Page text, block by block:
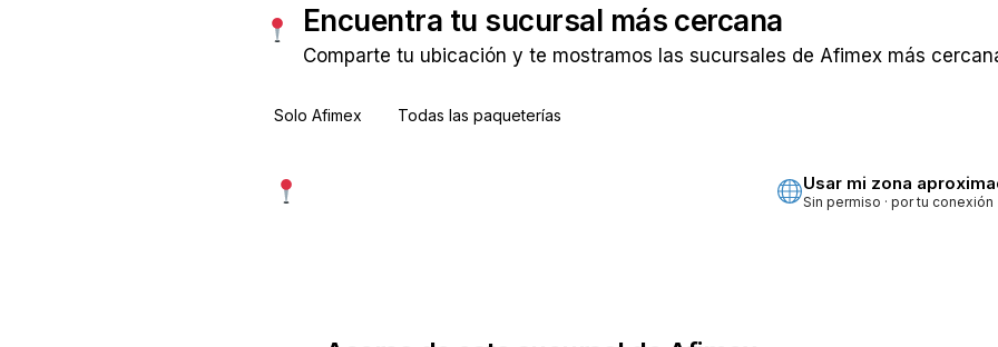
Encuentra tu sucursal más cercana
Comparte tu ubicación y te mostramos las sucursales de Afimex más
Solo Afimex Todas las paqueterías
Usar mi zona
Sin permiso · por tu conexión